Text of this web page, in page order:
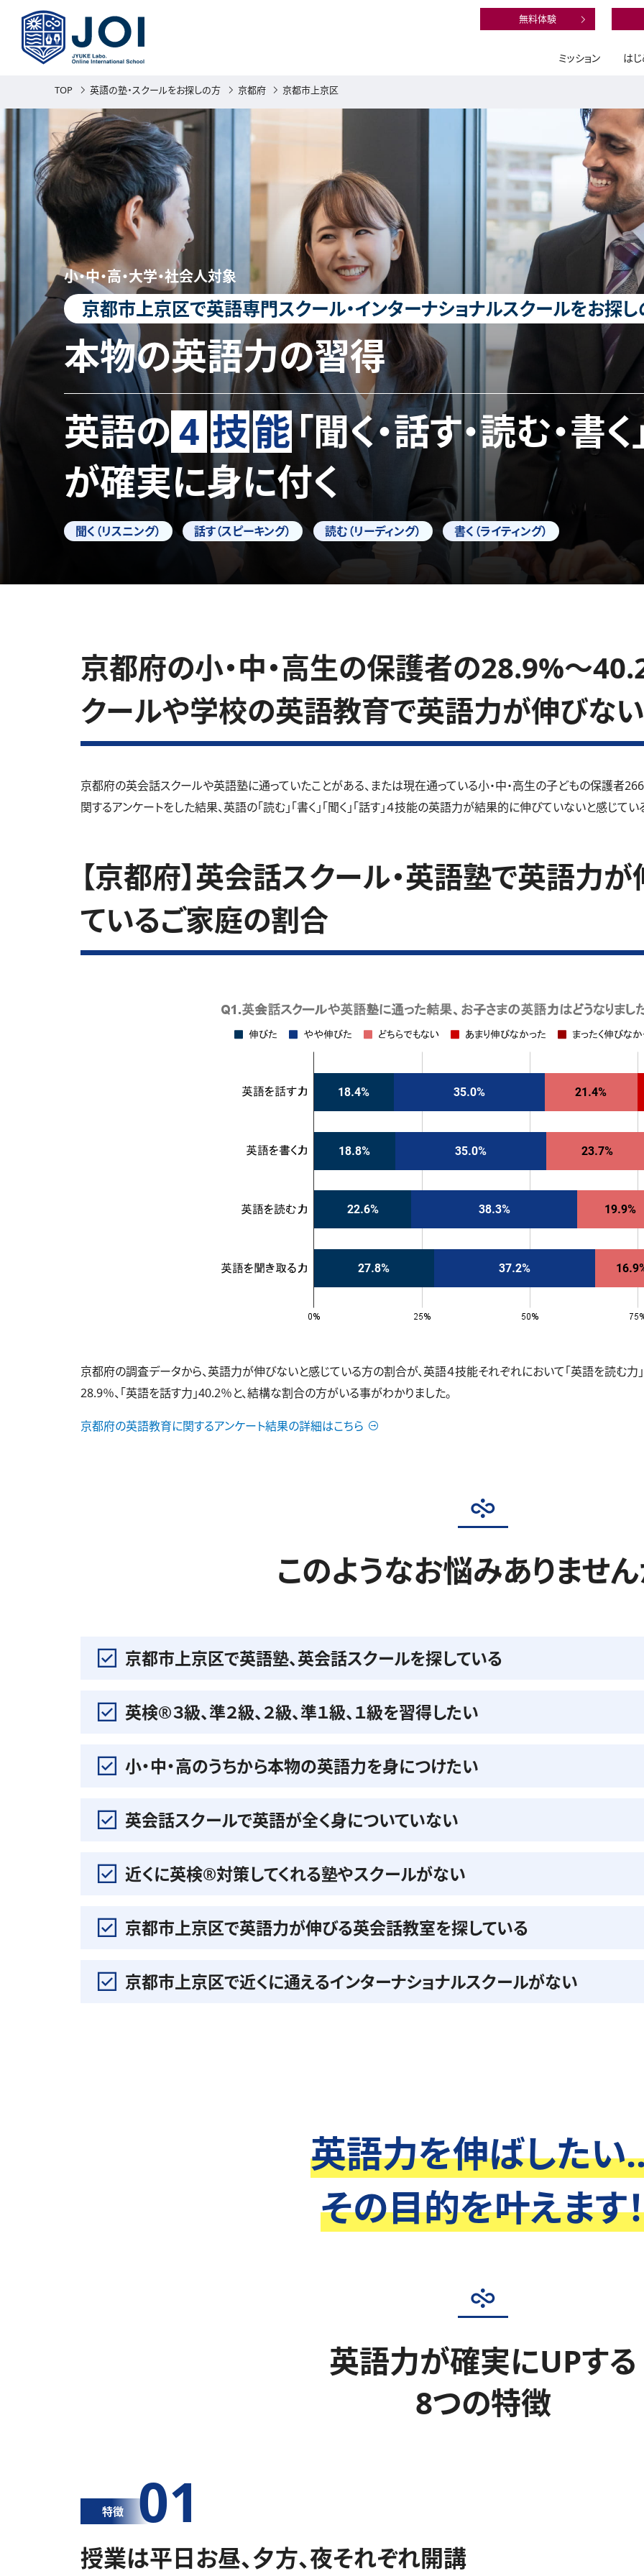
無料体験
ミッション は
TOP 英語の塾・スクールをお探しの方 京都府 京都市上京区
小・中・高・大学・社会人対象
京都市上京区で英語専門スクール・インターナショナルスクールをお探
本物の英語力の習得
英語の4 技能「聞く・話す・読む・書く
が確実に身に付く
聞く（リスニング） 話す（スピーキング） 読む（リーディング） 書く（ライティング）
京都府の小・中・高生の保護者の28.9%～
クールや学校の英語教育で英語力が伸びな
京都府の英会話スクールや英語塾に通っていたことがある、または現在通っている小・中・高生の子どもの保護者
関するアンケートをした結果、英語の「読む」「書く」「聞く」「話す」４技能の英語力が結果的に伸びていないと感じ
【京都府】英会話スクール・英語塾で英語力
ているご家庭の割合
京都府の調査データから、英語力が伸びないと感じている方の割合が、英語４技能それぞれにおいて「英語を読む力」
28.9％、「英語を話す力」40.2％と、結構な割合の方がいる事がわかりました。
京都府の英語教育に関するアンケート結果の詳細はこちら
このようなお悩みありません
京都市上京区で英語塾、英会話スクールを探している
英検®️３級、準２級、２級、準１級、１級を習得したい
小・中・高のうちから本物の英語力を身につけたい
英会話スクールで英語が全く身についていない
近くに英検®️対策してくれる塾やスクールがない
京都市上京区で英語力が伸びる英会話教室を探している
京都市上京区で近くに通えるインターナショナルスクールがない
英語力を伸ばしたい
その目的を叶えます
英語力が確実にUPする
8つの特徴
特徴 01
授業は平日お昼、夕方、夜それぞれ開講